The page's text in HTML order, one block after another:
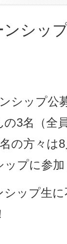
シッ
シップ公
3名（全
の方々は
ップに参
ップ生